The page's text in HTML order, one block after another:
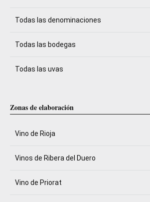
Todas las denominaciones
Todas las bodegas
Todas las uvas
Zonas de elaboración
Vino de Rioja
Vinos de Ribera del Duero
Vino de Priorat